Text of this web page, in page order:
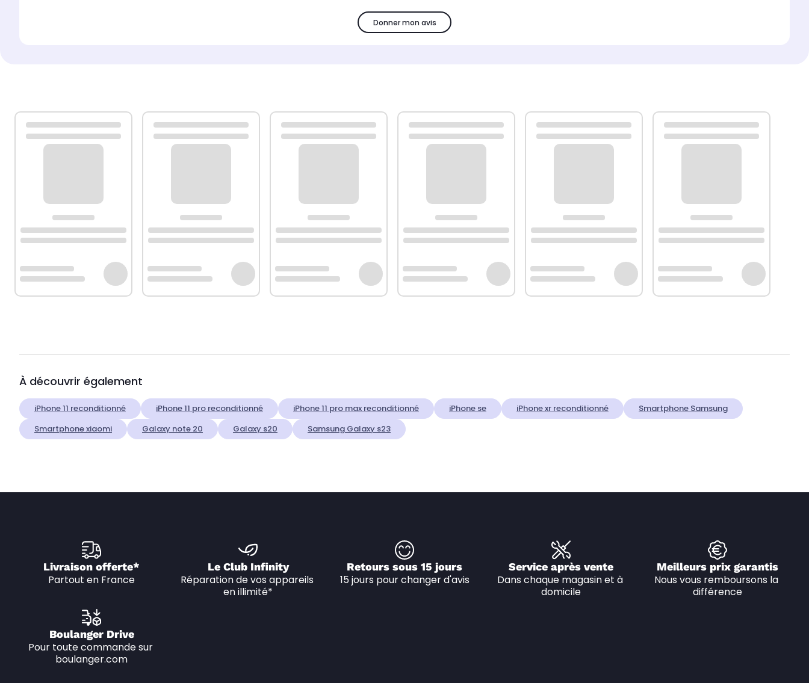
Donner mon avis
À découvrir également
iPhone 11 reconditionné iPhone 11 pro reconditionné iPhone 11 pro max reconditionné iPhone se iPhone xr reconditionné
Smartphone Samsung
Smartphone xiaomi
Galaxy note 20 Galaxy s20 Samsung Galaxy s23
Livraison offerte*
Partout en France
Le Club Infinity
Réparation de vos appareils
en illimité*
Retours sous 15 jours
15 jours pour changer d'avis
Service après vente
Dans chaque magasin et à
domicile
Meilleurs prix garantis
Nous vous remboursons la
différence
Boulanger Drive
Pour toute commande sur
boulanger.com